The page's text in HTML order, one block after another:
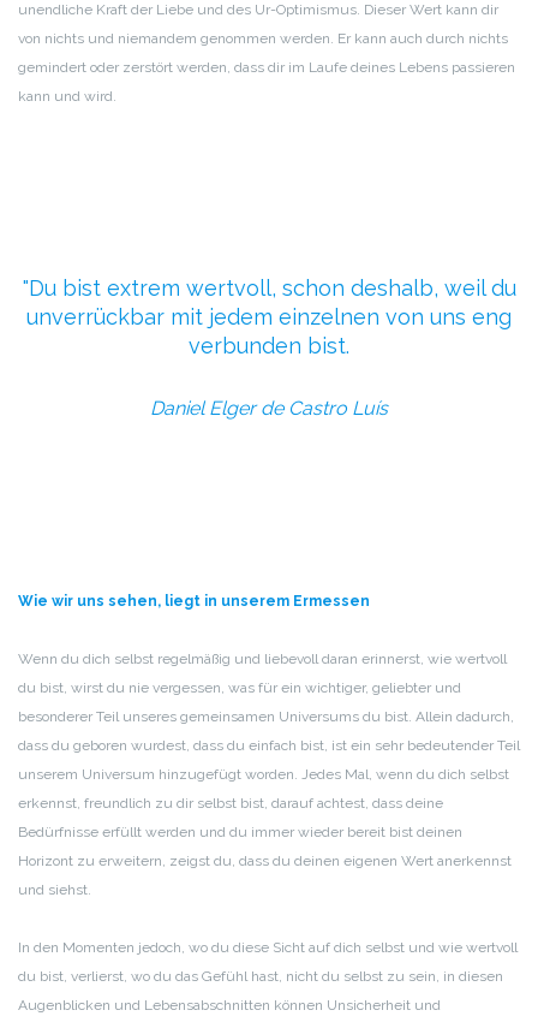
unendliche Kraft der Liebe und des Ur-Optimismus. Dieser Wert kann dir
von nichts und niemandem genommen werden. Er kann auch durch nichts
gemindert oder zerstört werden, dass dir im Laufe deines Lebens passieren
kann und wird.
Du bist extrem wertvoll, schon deshalb, weil du
unverrückbar mit jedem einzelnen von uns eng
verbunden bist.
Daniel Elger de Castro Luís
Wie wir uns sehen, liegt in unserem Ermessen
Wenn du dich selbst regelmäßig und liebevoll daran erinnerst, wie wertvoll
du bist, wirst du nie vergessen, was für ein wichtiger, geliebter und
besonderer Teil unseres gemeinsamen Universums du bist. Allein dadurch,
dass du geboren wurdest, dass du einfach bist, ist ein sehr bedeutender Teil
unserem Universum hinzugefügt worden. Jedes Mal, wenn du dich selbst
erkennst, freundlich zu dir selbst bist, darauf achtest, dass deine
Bedürfnisse erfüllt werden und du immer wieder bereit bist deinen
Horizont zu erweitern, zeigst du, dass du deinen eigenen Wert anerkennst
und siehst.
In den Momenten jedoch, wo du diese Sicht auf dich selbst und wie wertvoll
du bist, verlierst, wo du das Gefühl hast, nicht du selbst zu sein, in diesen
Augenblicken und Lebensabschnitten können Unsicherheit und